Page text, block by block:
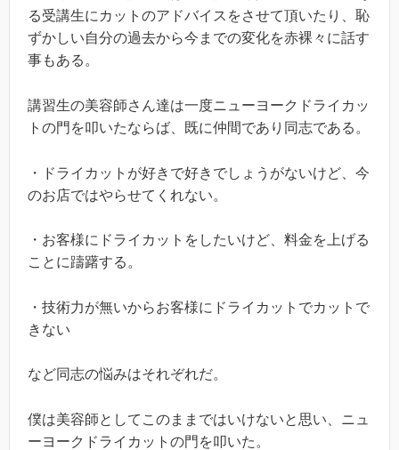
る受講生にカットのアドバイスをさせて頂いたり、恥
ずかしい自分の過去から今までの変化を赤裸々に話す
事もある。
講習生の美容師さん達は一度ニューヨークドライカッ
トの門を叩いたならば、既に仲間であり同志である。
・ドライカットが好きで好きでしょうがないけど、今
のお店ではやらせてくれない。
・お客様にドライカットをしたいけど、料金を上げる
ことに躊躇する。
・技術力が無いからお客様にドライカットでカットで
きない
など同志の悩みはそれぞれだ。
僕は美容師としてこのままではいけないと思い、ニュ
ーヨークドライカットの門を叩いた。